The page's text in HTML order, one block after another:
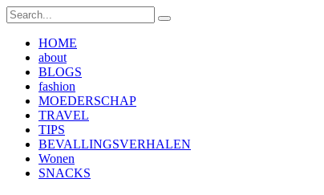
HOME
about
BLOGS
fashion
MOEDERSCHAP
TRAVEL
TIPS
BEVALLINGSVERHALEN
Wonen
SNACKS